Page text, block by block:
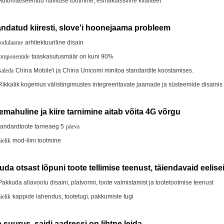
kiiresti, slove'i hoonejaama probleem
arhitektuuriline disain
taaskasutusmäär on kuni 90%
China Mobile'i ja China Unicomi minitoa standardite koostamises.
kogemus välistingimustes integreeritavate jaamade ja süsteemide disainis
ja kiire tarnimine aitab võita 4G võrgu
tarneaeg 5 päeva
mod-liini tootmine
otsast lõpuni toote tellimise teenust, täiendavaid
allavoolu disaini, platvormi, toote valmistamist ja tootetootmise teenust
kappide lahendus, tootetugi, pakkumiste tugi